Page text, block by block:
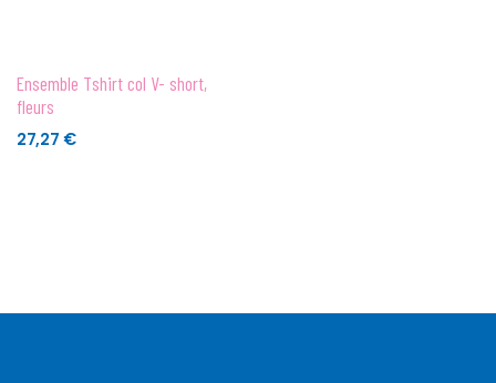
Ensemble Tshirt col V- short,
fleurs
27,27 €